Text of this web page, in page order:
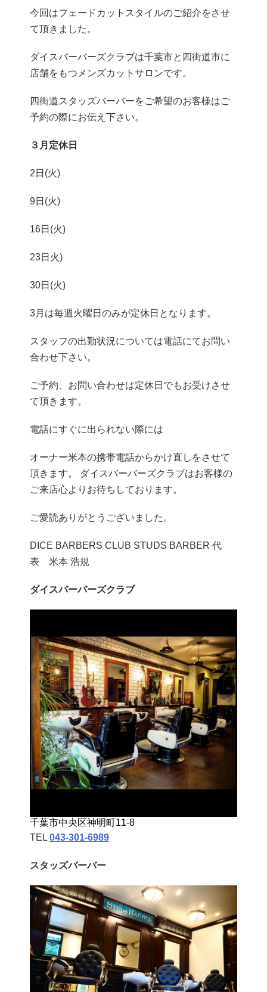
今回はフェードカットスタイルのご紹介をさせ
て頂きました。
ダイスバーバーズクラブは千葉市と四街道市に
店舗をもつメンズカットサロンです。
四街道スタッズバーバーをご希望のお客様はご
予約の際にお伝え下さい。
３月定休日
2日(火)
9日(火)
16日(火)
23日火)
30日(火)
3月は毎週火曜日のみが定休日となります。
スタッフの出勤状況については電話にてお問い
合わせ下さい。
ご予約、お問い合わせは定休日でもお受けさせ
て頂きます。
電話にすぐに出られない際には
オーナー米本の携帯電話からかけ直しをさせて
頂きます。 ダイスバーバーズクラブはお客様の
ご来店心よりお待ちしております。
ご愛読ありがとうございました。
DICE BARBERS CLUB STUDS BARBER 代
表 米本 浩規
ダイスバーバーズクラブ
千葉市中央区神明町11-8
TEL 043‐301‐6989
スタッズバーバー